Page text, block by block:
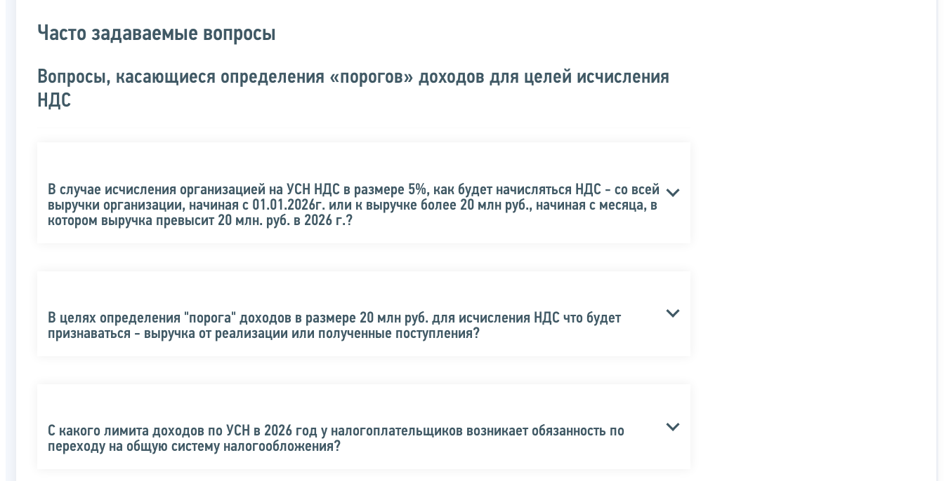
Часто задаваемые вопросы
Вопросы, касающиеся определения «порогов» доходов для целей исчисления
НДС
В случае исчисления организацией на УСН НДС в размере 5%, как будет начисляться НДС - со всей
выручки организации, начиная с 01.01.2026г. или к выручке более 20 млн руб., начиная с месяца, в
котором выручка превысит 20 млн. руб. в 2026 г.?
В целях определения "порога" доходов в размере 20 млн руб. для исчисления НДС что будет
признаваться - выручка от реализации или полученные поступления?
С какого лимита доходов по УСН в 2026 год у налогоплательщиков возникает обязанность по
переходу на общую систему налогообложения?